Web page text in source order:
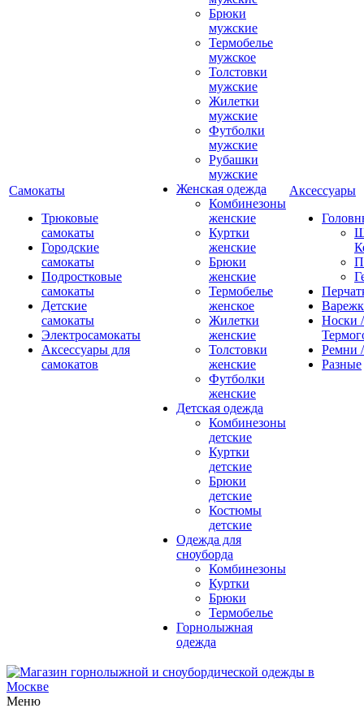
Самокаты
Трюковые
самокаты
Городские
самокаты
Подростковые
самокаты
Детские
самокаты
Электросамокаты
Аксессуары для
самокатов
Брюки
мужские
Термобелье
мужское
Толстовки
мужские
Жилетки
мужские
Футболки
мужские
Рубашки
мужские
Женская одежда
Комбинезоны
женские
Куртки
женские
Брюки
женские
Термобелье
женское
Жилетки
женские
Толстовки
женские
Футболки
женские
Детская одежда
Комбинезоны
детские
Куртки
детские
Брюки
детские
Костюмы
детские
Одежда для
сноуборда
Комбинезоны
Куртки
Брюки
Термобелье
Горнолыжная
одежда
Аксессуары
Носки /
Ремни
Разные
Меню